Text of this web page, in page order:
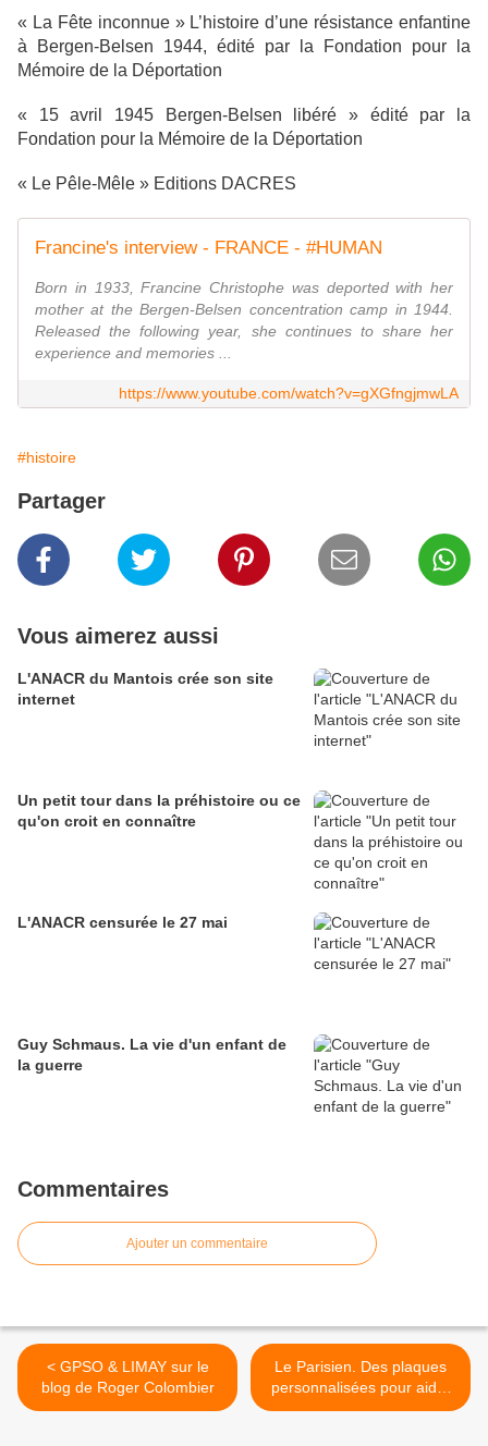
« La Fête inconnue » L’histoire d’une résistance enfantine
à Bergen-Belsen 1944, édité par la Fondation pour la
Mémoire de la Déportation
« 15 avril 1945 Bergen-Belsen libéré » édité par la
Fondation pour la Mémoire de la Déportation
« Le Pêle-Mêle » Editions DACRES
Francine's interview - FRANCE - #HUMAN
Born in 1933, Francine Christophe was deported with her
mother at the Bergen-Belsen concentration camp in 1944.
Released the following year, she continues to share her
experience and memories ...
https://www.youtube.com/watch?v=gXGfngjmwLA
#histoire
Partager
Vous aimerez aussi
L'ANACR du Mantois crée son site
internet
Un petit tour dans la préhistoire ou ce
qu'on croit en connaître
L'ANACR censurée le 27 mai
Guy Schmaus. La vie d'un enfant de
la guerre
Commentaires
Ajouter un commentaire
< GPSO & LIMAY sur le
blog de Roger Colombier
Le Parisien. Des plaques
personnalisées pour aider
les jeunes à passer leur